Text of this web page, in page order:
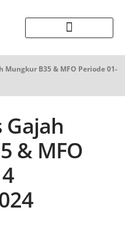
Mungkur B35 & MFO Periode 01-
Gajah
& MFO